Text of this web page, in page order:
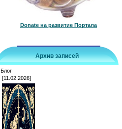
Donate на развитие Портала
Архив записей
Блог
[11.02.2026]